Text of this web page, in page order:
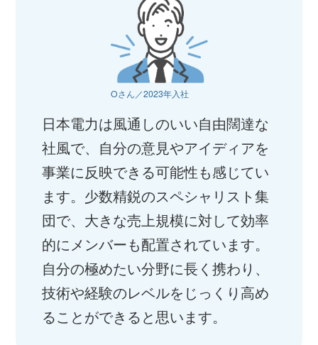
Oさん／2023年入社
日本電力は風通しのいい自由闊達な
社風で、自分の意見やアイディアを
事業に反映できる可能性も感じてい
ます。少数精鋭のスペシャリスト集
団で、大きな売上規模に対して効率
的にメンバーも配置されています。
自分の極めたい分野に長く携わり、
技術や経験のレベルをじっくり高め
ることができると思います。